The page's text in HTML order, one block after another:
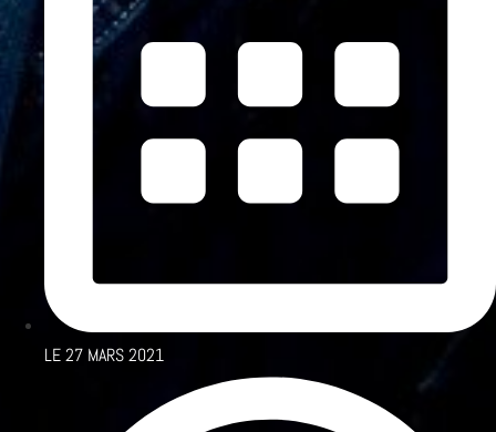
LE27 MARS 2021